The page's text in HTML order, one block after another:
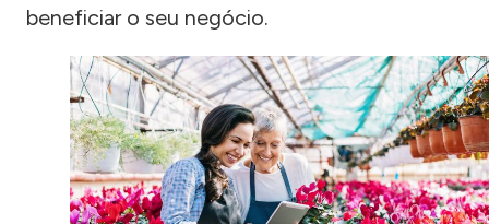
beneficiar o seu negócio.